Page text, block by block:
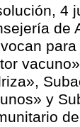
4
de
y